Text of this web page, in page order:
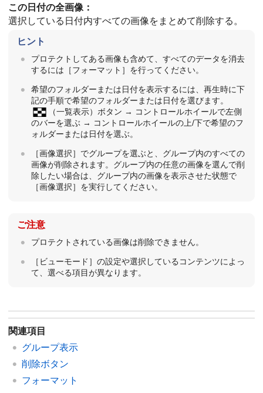
この日付の全画像 ：
選択している日付内すべての画像をまとめて削除する。
ヒント
プロテクトしてある画像も含めて、すべてのデータを消去
するには ［フォーマット］ を行ってください。
希望のフォルダーまたは日付を表示するには、再生時に下
記の手順で希望のフォルダーまたは日付を選びます。
（一覧表示）ボタン → コントロールホイールで左側
のバーを選ぶ → コントロールホイールの上/下で希望のフ
ォルダーまたは日付を選ぶ。
［画像選択］ でグループを選ぶと、グループ内のすべての
画像が削除されます。グループ内の任意の画像を選んで削
除したい場合は、グループ内の画像を表示させた状態で
［画像選択］ を実行してください。
ご注意
プロテクトされている画像は削除できません。
［ビューモード］ の設定や選択しているコンテンツによっ
て、選べる項目が異なります。
関連項目
グループ表示
削除ボタン
フォーマット